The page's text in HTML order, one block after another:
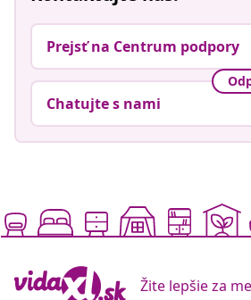
Prejsť na Centrum podpory
Chatujte s nami
Žite lepšie za